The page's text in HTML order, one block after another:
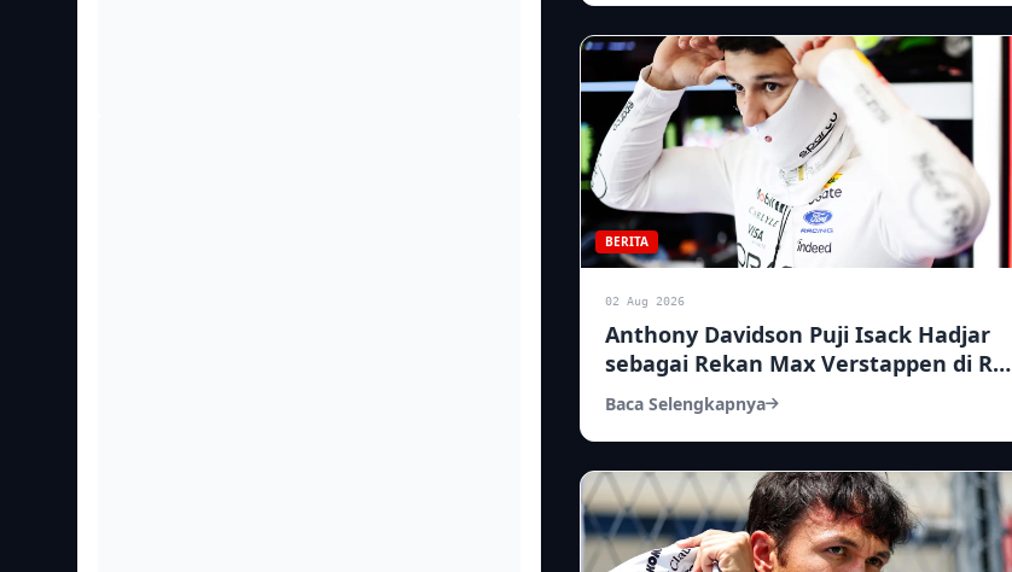
BERITA
02 Aug 2026
Anthony Davidson Puji Isack Hadjar
sebagai Rekan Max Verstappen di Red
Bull 2026
Baca Selengkapnya